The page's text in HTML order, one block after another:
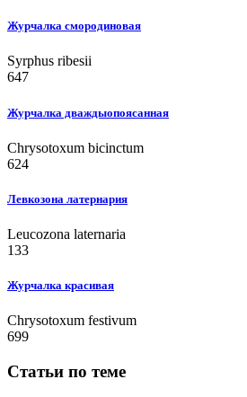
Журчалка смородиновая
Syrphus ribesii
647
Журчалка дваждыопоясанная
Chrysotoxum bicinctum
624
Левкозона латернария
Leucozona laternaria
133
Журчалка красивая
Chrysotoxum festivum
699
Статьи по теме